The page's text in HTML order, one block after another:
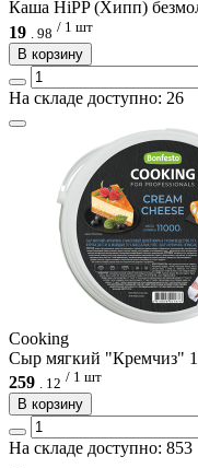
Каша HiPP (Хипп)
19
98 / 1 шт
В корзину
На складе доступно: 26
Cooking
Сыр мягкий "Кремчиз"
259 . 12 / 1 шт
В корзину
На складе доступно: 853